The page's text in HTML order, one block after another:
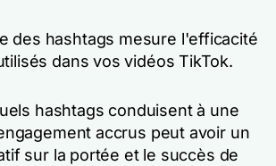
des hashtags mesure l'efficacité
dans vos vidéos TikTok.
hashtags conduisent à une
accrus peut avoir un
sur la portée et le succès de